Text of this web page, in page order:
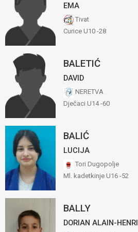
EMA
Tivat
Curice U10 -28
BALETIĆ
DAVID
NERETVA
Dječaci U14 -60
BALIĆ
LUCIJA
Tori Dugopolje
Ml. kadetkinje U16 -52
BALLY
DORIAN ALAIN-HENRI